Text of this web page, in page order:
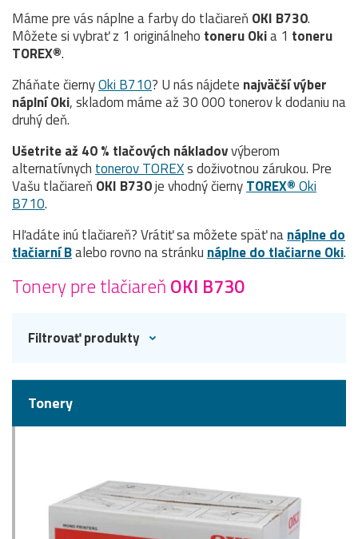
Máme pre vás náplne a farby do tlačiareň OKI B730.
Môžete si vybrať z 1 originálneho toneruOkia 1 toneru
TOREX®.
Zháňate čiernyOki B710? U nás nájdete najväčší výber
náplní Oki, skladom máme až 30 000 tonerov k dodaniu na
druhý deň.
Ušetrite až 40 % tlačových nákladovvýberom
alternatívnychtonerov TOREXs doživotnou zárukou. Pre
Vašu tlačiareň OKI B730je vhodný čiernyTOREX®Oki
B710.
Hľadáte inú tlačiareň? Vrátiť sa môžete späť nanáplne do
tlačiarní Balebo rovno na stránkunáplne do tlačiarne Oki.
Tonery pre tlačiareň OKI B730
Filtrovať produkty
Tonery